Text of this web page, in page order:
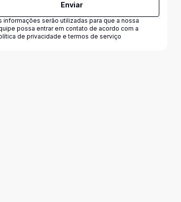
Enviar
informações serão utilizadas para que a nossa
possa entrar em contato de acordo com a
de privacidade e termos de serviço